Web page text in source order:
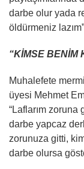
darbe olur yada
öldürmeniz
“KİMSE BENİM
Muhalefete
üyesi Mehmet
“Laflarım
darbe yapcaz
zorunuza gitti,
darbe olursa